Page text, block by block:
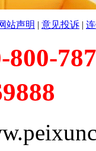
站声明 | 意见投诉 |